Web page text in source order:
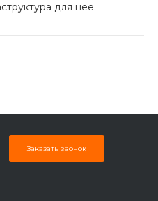
раз в 2
02-51
для нее.
Заказать звонок